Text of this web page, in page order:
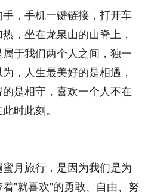
，手机一键链接，打开车
，坐在龙泉山的山脊上，
于我们两个人之间，独一
，人生最美好的是相遇，
是相守，喜欢一个人不在
时此刻。
月旅行，是因为我们是为
"就喜欢"的勇敢、自由、努